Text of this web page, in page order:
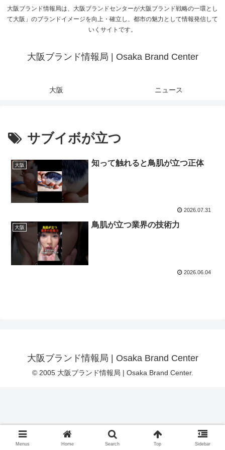
大阪ブランド情報局は、大阪ブランドセンターが大阪ブランド戦略の一環とし
て大阪」のブランドイメージを向上・確立し、都市の魅力として情報発信して
いくサイトです。
大阪ブランド情報局 | Osaka Brand Center
大阪 ニュース
サブイボが立つ
大阪 知って触れると鳥肌が立つ正体
2026.07.31
大阪 鳥肌が立つ業界の技術力
2026.06.04
大阪ブランド情報局 | Osaka Brand Center
© 2005 大阪ブランド情報局 | Osaka Brand Center.
Menus Home Search Top Sidebar